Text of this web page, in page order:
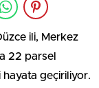
ili, Merkez
22 parsel
hayata geçiriliyor.